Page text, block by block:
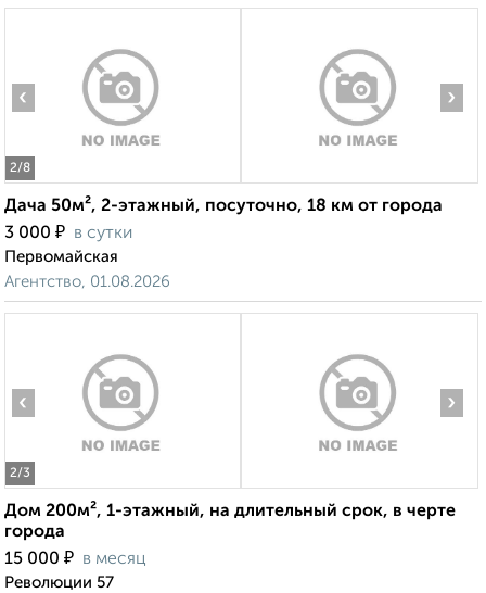
2/8
‹ ›
Дача 50м², 2-этажный, посуточно, 18 км от города
3 000 ₽ в сутки
Первомайская
Агентство, 01.08.2026
2/3
‹ ›
Дом 200м², 1-этажный, на длительный срок, в черте
города
15 000 ₽ в месяц
Революции 57